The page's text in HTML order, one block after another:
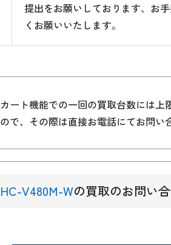
提出をお願いしております、お
くお願いいたします。
カート機能での一回の買取台数には
ので、その際は直接お電話にてお問い
HC-V480M-Wの買取のお問い